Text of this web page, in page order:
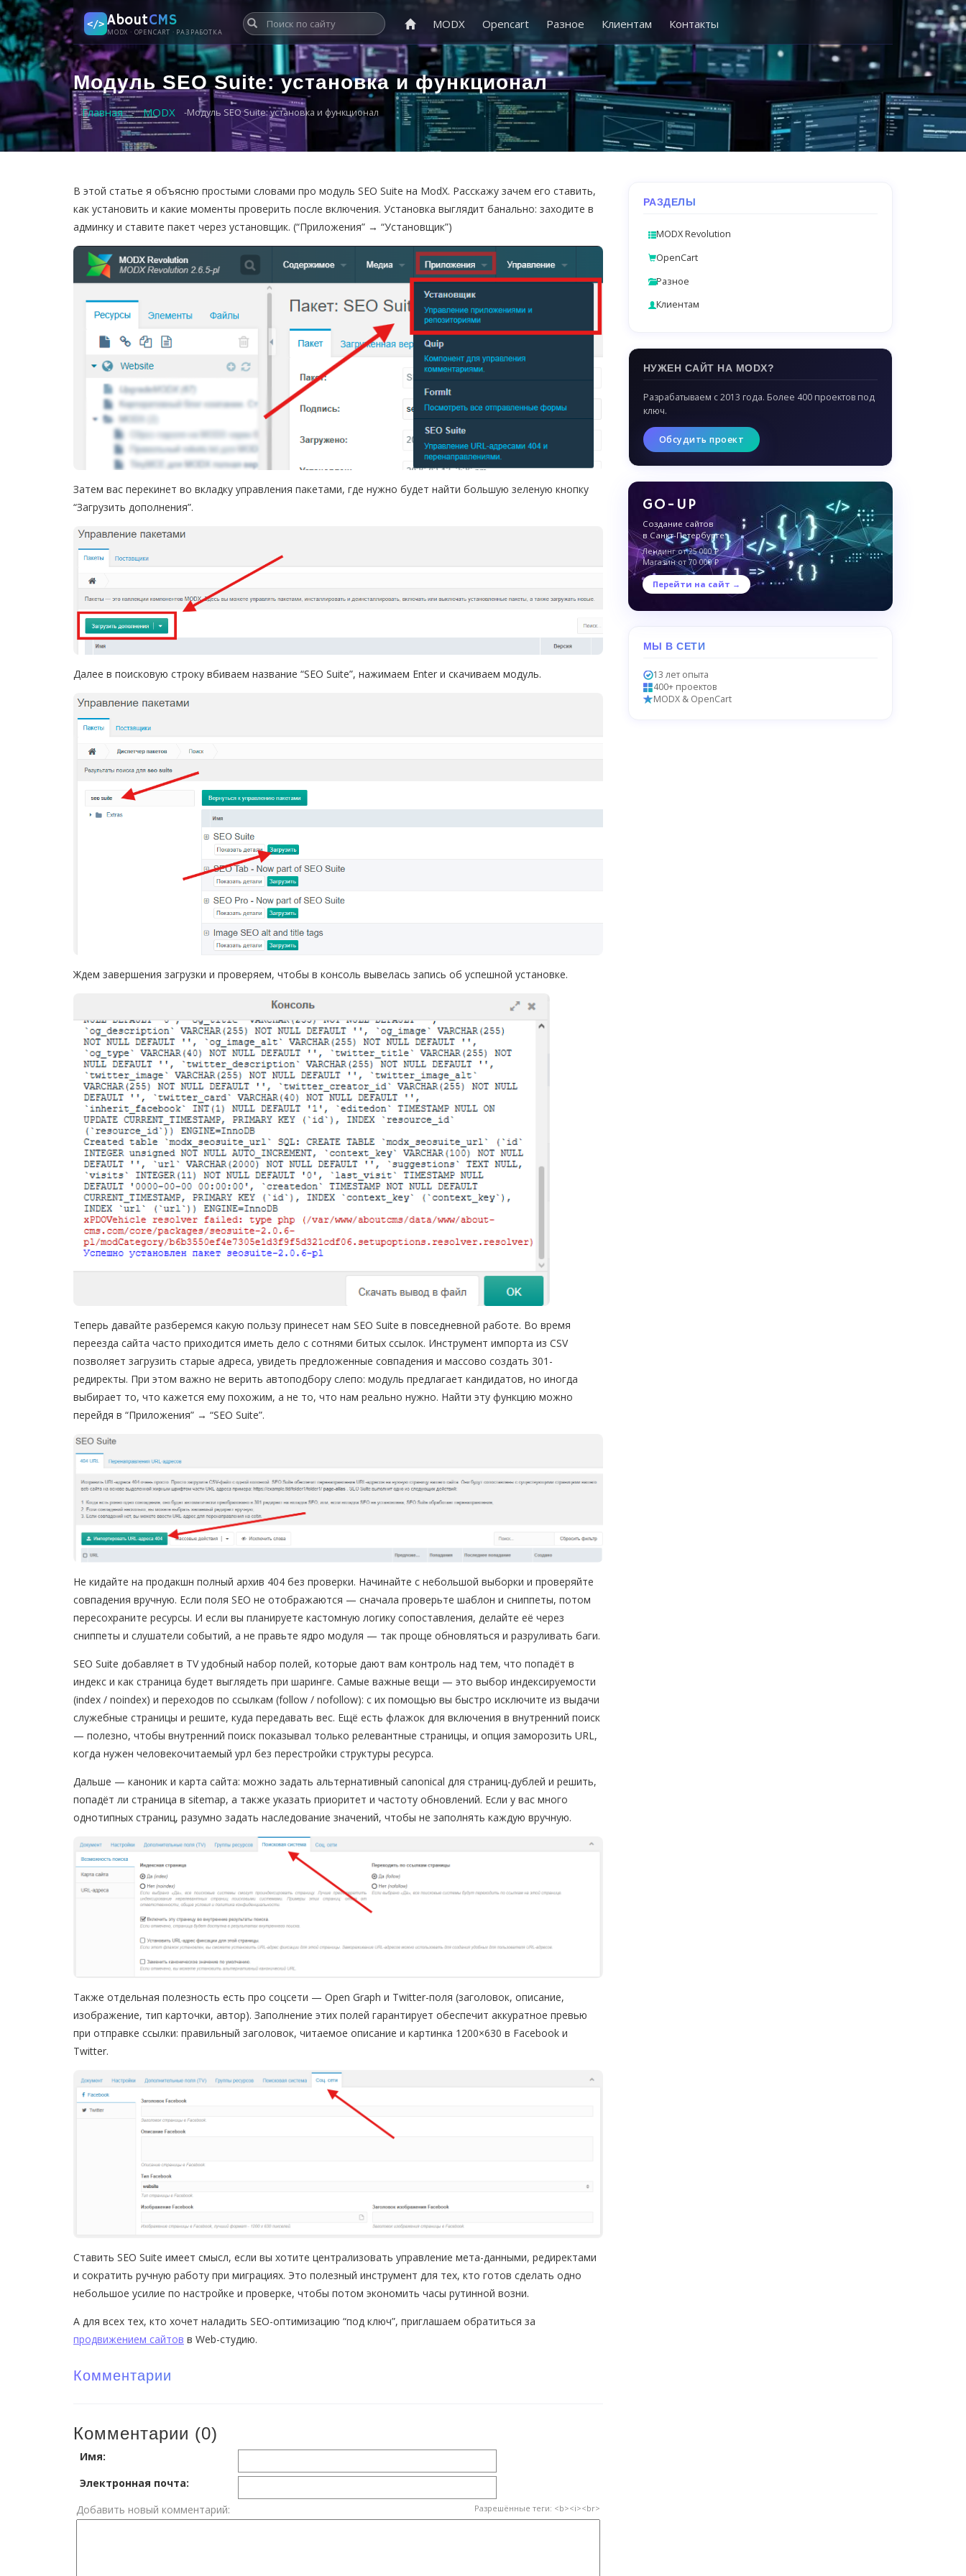
</> AboutCMS
MODX · OPENCART · РАЗРАБОТКА
MODX Opencart Разное Клиентам Контакты
Модуль SEO Suite: установка и функционал
Главная - MODX -Модуль SEO Suite: установка и функционал
В этой статье я объясню простыми словами про модуль SEO Suite на ModX. Расскажу зачем его ставить,
как установить и какие моменты проверить после включения. Установка выглядит банально: заходите в
админку и ставите пакет через установщик. (“Приложения” → “Установщик”)
Затем вас перекинет во вкладку управления пакетами, где нужно будет найти большую зеленую кнопку
“Загрузить дополнения”.
Далее в поисковую строку вбиваем название “SEO Suite”, нажимаем Enter и скачиваем модуль.
Ждем завершения загрузки и проверяем, чтобы в консоль вывелась запись об успешной установке.
Теперь давайте разберемся какую пользу принесет нам SEO Suite в повседневной работе. Во время
переезда сайта часто приходится иметь дело с сотнями битых ссылок. Инструмент импорта из CSV
позволяет загрузить старые адреса, увидеть предложенные совпадения и массово создать 301-
редиректы. При этом важно не верить автоподбору слепо: модуль предлагает кандидатов, но иногда
выбирает то, что кажется ему похожим, а не то, что нам реально нужно. Найти эту функцию можно
перейдя в “Приложения” → “SEO Suite”.
Не кидайте на продакшн полный архив 404 без проверки. Начинайте с небольшой выборки и проверяйте
совпадения вручную. Если поля SEO не отображаются — сначала проверьте шаблон и сниппеты, потом
пересохраните ресурсы. И если вы планируете кастомную логику сопоставления, делайте её через
сниппеты и слушатели событий, а не правьте ядро модуля — так проще обновляться и разруливать баги.
SEO Suite добавляет в TV удобный набор полей, которые дают вам контроль над тем, что попадёт в
индекс и как страница будет выглядеть при шаринге. Самые важные вещи — это выбор индексируемости
(index / noindex) и переходов по ссылкам (follow / nofollow): с их помощью вы быстро исключите из выдачи
служебные страницы и решите, куда передавать вес. Ещё есть флажок для включения в внутренний поиск
— полезно, чтобы внутренний поиск показывал только релевантные страницы, и опция заморозить URL,
когда нужен человекочитаемый урл без перестройки структуры ресурса.
Дальше — каноник и карта сайта: можно задать альтернативный canonical для страниц-дублей и решить,
попадёт ли страница в sitemap, а также указать приоритет и частоту обновлений. Если у вас много
однотипных страниц, разумно задать наследование значений, чтобы не заполнять каждую вручную.
Также отдельная полезность есть про соцсети — Open Graph и Twitter-поля (заголовок, описание,
изображение, тип карточки, автор). Заполнение этих полей гарантирует обеспечит аккуратное превью
при отправке ссылки: правильный заголовок, читаемое описание и картинка 1200×630 в Facebook и
Twitter.
Ставить SEO Suite имеет смысл, если вы хотите централизовать управление мета-данными, редиректами
и сократить ручную работу при миграциях. Это полезный инструмент для тех, кто готов сделать одно
небольшое усилие по настройке и проверке, чтобы потом экономить часы рутинной возни.
А для всех тех, кто хочет наладить SEO-оптимизацию “под ключ”, приглашаем обратиться за
продвижением сайтов в Web-студию.
Комментарии
Комментарии (0)
Имя:
Электронная почта:
Разрешённые теги: <b><i><br>
Добавить новый комментарий:
РАЗДЕЛЫ
MODX Revolution
OpenCart
Разное
Клиентам
НУЖЕН САЙТ НА MODX?
Разрабатываем с 2013 года. Более 400 проектов под
ключ.
Обсудить проект
GO-UP
Создание сайтов
в Санкт-Петербурге
Лендинг от 25 000 ₽
Магазин от 70 000 ₽
Перейти на сайт →
МЫ В СЕТИ
13 лет опыта
400+ проектов
MODX & OpenCart